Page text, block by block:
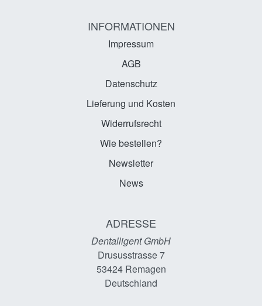
INFORMATIONEN
Impressum
AGB
Datenschutz
Lieferung und Kosten
Widerrufsrecht
Wie bestellen?
Newsletter
News
ADRESSE
Dentalligent GmbH
Drususstrasse 7
53424Remagen
Deutschland